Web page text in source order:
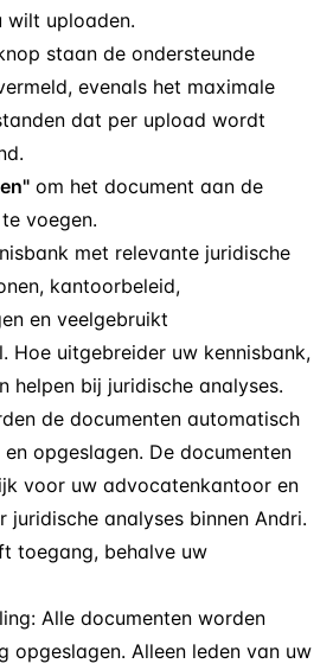
wilt uploaden.
staan de ondersteunde
evenals het maximale
dat per upload wordt
om het document aan de
voegen.
met relevante juridische
kantoorbeleid,
en veelgebruikt
Hoe uitgebreider uw kennisbank,
helpen bij juridische analyses.
de documenten automatisch
opgeslagen. De documenten
voor uw advocatenkantoor en
analyses binnen Andri.
toegang, behalve uw
Alle documenten worden
opgeslagen. Alleen leden van uw